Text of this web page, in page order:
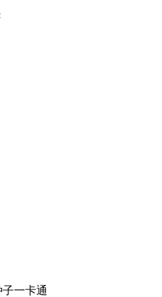
子一卡通